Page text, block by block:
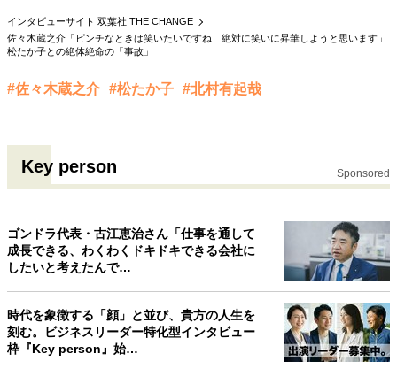
インタビューサイト 双葉社 THE CHANGE
佐々木蔵之介「ピンチなときは笑いたいですね 絶対に笑いに昇華しようと思います」
松たか子との絶体絶命の「事故」
#佐々木蔵之介 #松たか子 #北村有起哉
Key person Sponsored
ゴンドラ代表・古江恵治さん「仕事を通して
成長できる、わくわくドキドキできる会社に
したいと考えたんで…
時代を象徴する「顔」と並び、貴方の人生を
刻む。ビジネスリーダー特化型インタビュー
枠『Key person』始…